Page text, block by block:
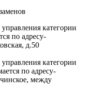
категории
по адресу-
д.50
категории
по адресу-
между